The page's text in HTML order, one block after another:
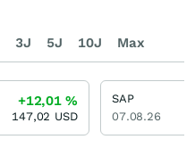
3J 5J 10J Max
+12,01%
147,02 USD
SAP
07.08.26